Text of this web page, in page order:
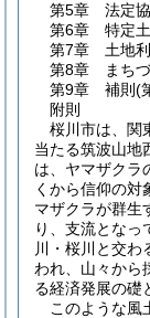
第5章
法定
第6章
特定
第7章
土地
第8章
まち
第9章
補則 (
附則
桜川市は、関
当たる筑波山地
は、ヤマザクラ
くから信仰の対
マザクラが群生
り、支流となっ
川・桜川と交わ
われ、山々から
る経済発展の礎
このような風